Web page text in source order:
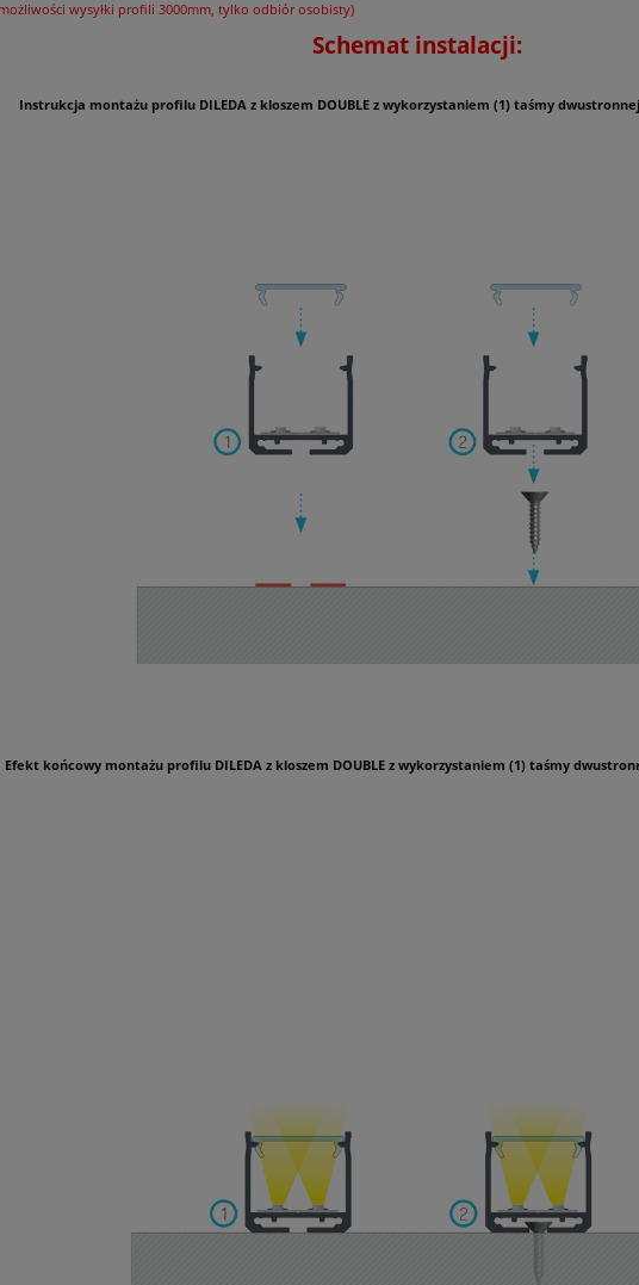
wysyłki profili 3000mm, tylko odbiór osobisty)
Schemat instalacji:
Instrukcja montażu profilu DILEDA z kloszem DOUBLE z wykorzystaniem (1) taśmy
Efekt końcowy montażu profilu DILEDA z kloszem DOUBLE z wykorzystaniem (1) taśmy